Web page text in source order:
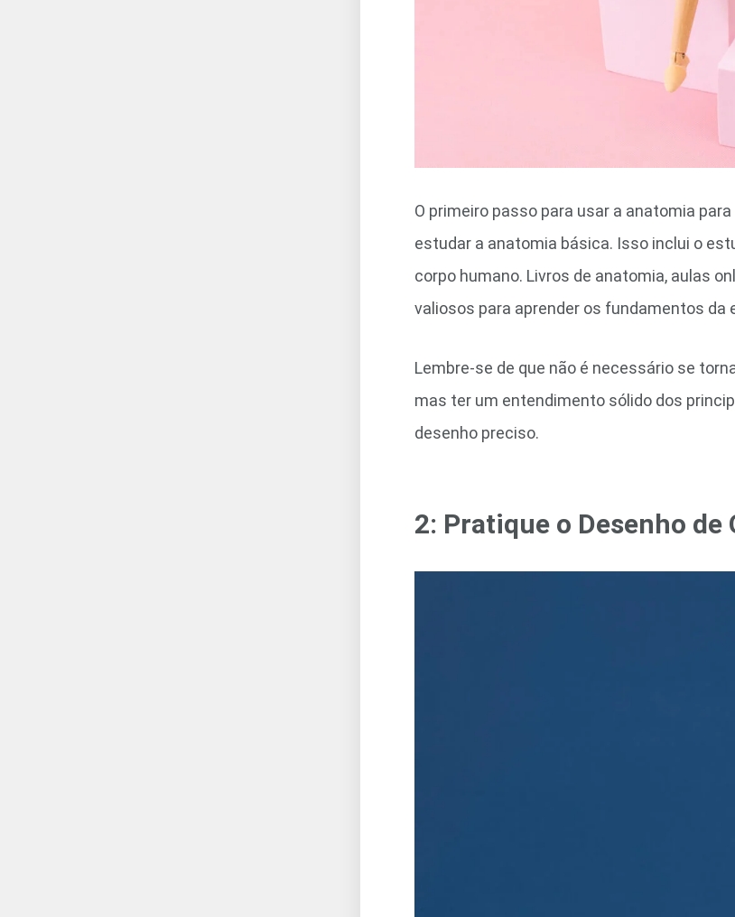
O primeiro passo para usar a anatomia
estudar a anatomia básica. Isso inclui o
corpo humano. Livros de anatomia, aulas
valiosos para aprender os fundamentos da
Lembre-se de que não é necessário se
mas ter um entendimento sólido dos
desenho preciso.
2: Pratique o Desenho de